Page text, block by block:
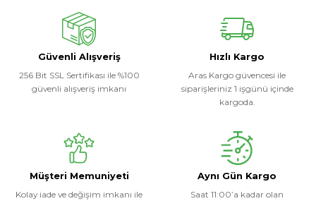
Güvenli Alışveriş
256 Bit SSL Sertifikası ile %100
güvenli alışveriş imkanı
Hızlı Kargo
Aras Kargo güvencesi ile
siparişleriniz 1 işgünü içinde
kargoda.
Müşteri Memuniyeti
Kolay iade ve değişim imkanı ile
Aynı Gün Kargo
Saat 11:00’a kadar olan